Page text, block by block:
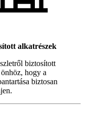
alkatrészek
biztosított
hogy a
biztosan